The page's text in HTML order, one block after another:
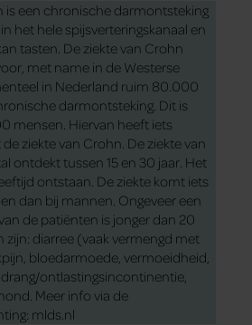
is een chronische darmontsteking
het hele spijsverteringskanaal en
tasten. De ziekte van Crohn
met name in de Westerse
in Nederland ruim 80.000
darmontsteking. Dit is
mensen. Hiervan heeft iets
ziekte van Crohn. De ziekte van
ontdekt tussen 15 en 30 jaar. Het
ontstaan. De ziekte komt iets
dan bij mannen. Ongeveer een
de patiënten is jonger dan 20
zijn: diarree (vaak vermengd met
bloedarmoede, vermoeidheid,
ontlastingsincontinentie,
Meer info via de
mlds.nl